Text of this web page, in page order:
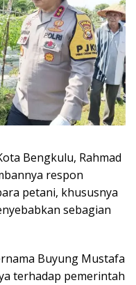
Bengkulu, Rahmad
respon
petani, khususnya
sebagian
Buyung Mustafa
terhadap pemerintah